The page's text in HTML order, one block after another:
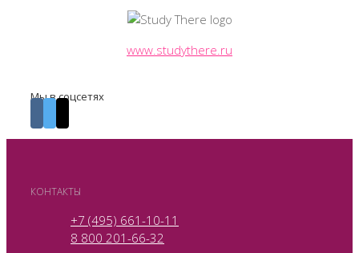
www.studythere.ru
Мы в соцсетях
КОНТАКТЫ
+7 (495) 661-10-11
8 800 201-66-32